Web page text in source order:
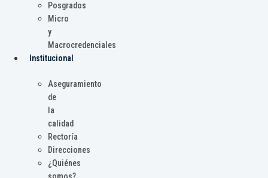
Posgrados
Micro
y
Macrocredenciales
Institucional
Aseguramiento
de
la
calidad
Rectoría
Direcciones
¿Quiénes